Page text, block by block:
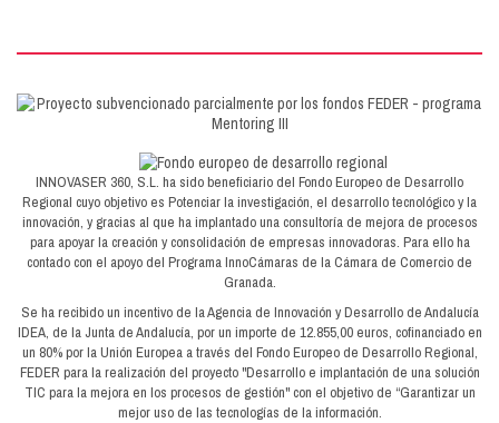
INNOVASER 360, S.L. ha sido beneficiario del Fondo Europeo de Desarrollo
Regional cuyo objetivo es Potenciar la investigación, el desarrollo tecnológico y la
innovación, y gracias al que ha implantado una consultoría de mejora de procesos
para apoyar la creación y consolidación de empresas innovadoras. Para ello ha
contado con el apoyo del Programa InnoCámaras de la Cámara de Comercio de
Granada.
Se ha recibido un incentivo de la Agencia de Innovación y Desarrollo de Andalucía
IDEA, de la Junta de Andalucía, por un importe de 12.855,00 euros, cofinanciado en
un 80% por la Unión Europea a través del Fondo Europeo de Desarrollo Regional,
FEDER para la realización del proyecto "Desarrollo e implantación de una solución
TIC para la mejora en los procesos de gestión" con el objetivo de “Garantizar un
mejor uso de las tecnologías de la información.